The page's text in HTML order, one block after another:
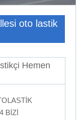
oto lastik
Hemen
BİZİ